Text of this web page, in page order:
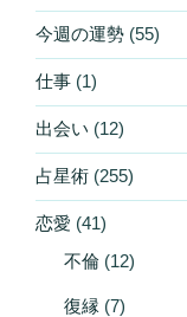
今週の運勢 (55)
仕事 (1)
出会い (12)
占星術 (255)
恋愛 (41)
不倫 (12)
復縁 (7)